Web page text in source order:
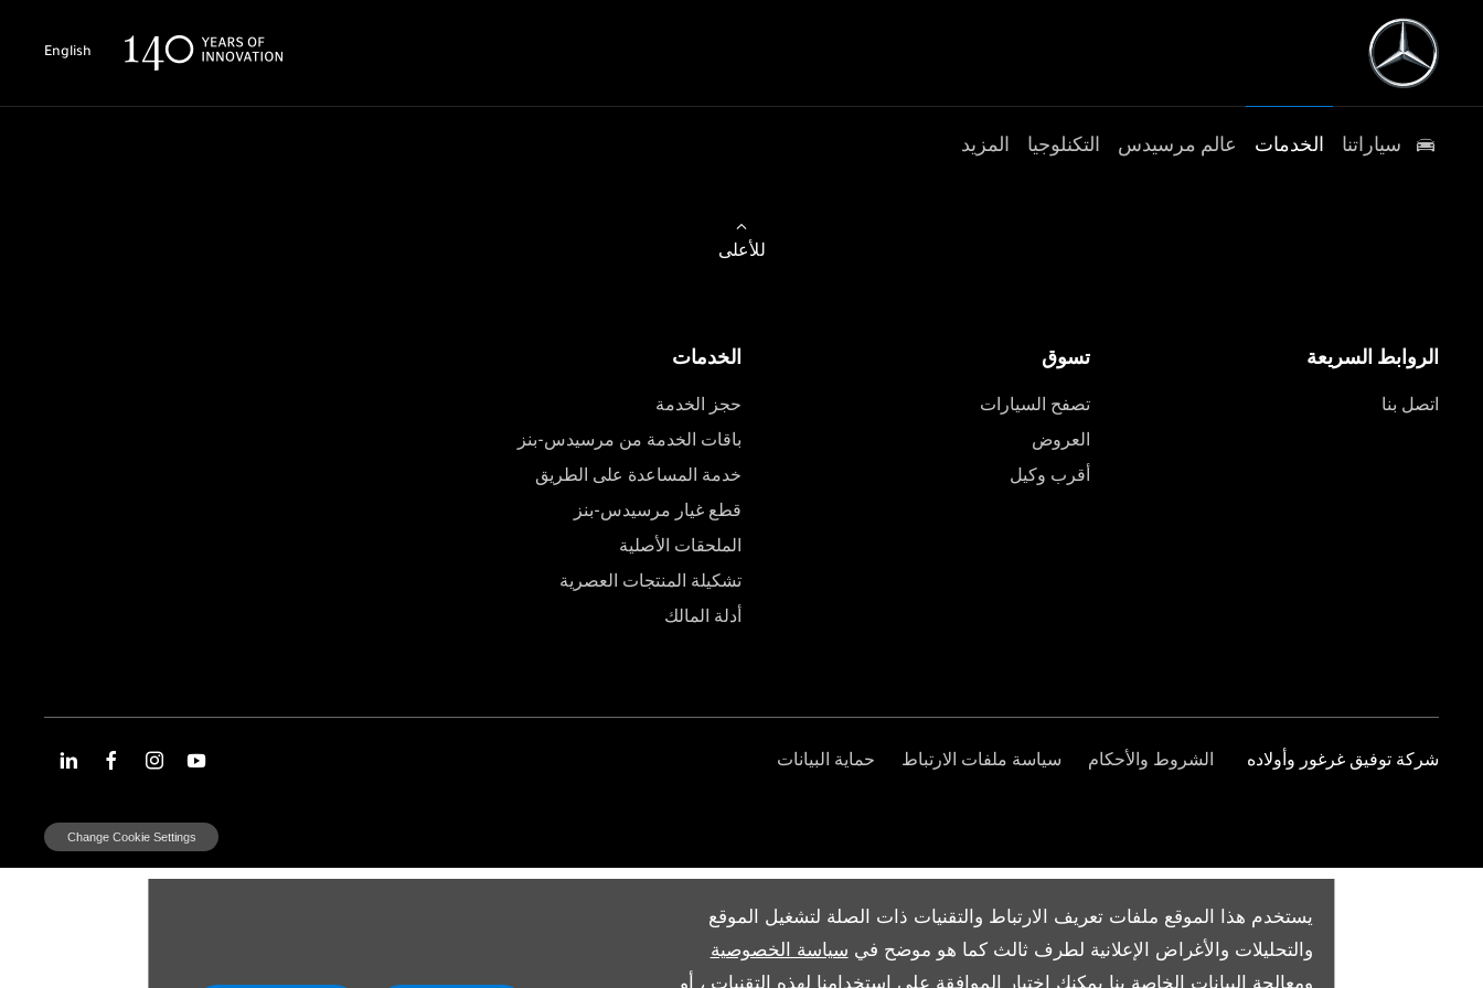
يستخدم هذا الموقع ملفات تعريف الارتباط والتقنيات ذات الصلة لتشغيل الموقع
والتحليلات والأغراض الإعلانية لطرف ثالث كما هو موضح في سياسة الخصوصية
ومعالجة البيانات الخاصة بنا يمكنك اختيار الموافقة على استخدامنا لهذه التقنيات ، أو
English
سياراتنا الخدمات عالم مرسيدس التكنلوجيا المزيد
للأعلى
الروابط السريعة
اتصل بنا
تسوق
تصفح السيارات
العروض
أقرب وكيل
الخدمات
حجز الخدمة
باقات الخدمة من مرسيدس-بنز
خدمة المساعدة على الطريق
قطع غيار مرسيدس-بنز
الملحقات الأصلية
تشكيلة المنتجات العصرية
أدلة المالك
شركة توفيق غرغور وأولاده الشروط والأحكام سياسة ملفات الارتباط حماية البيانات